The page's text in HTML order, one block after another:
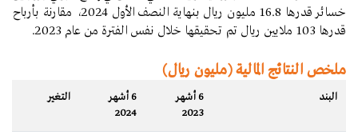
خسائر قدرها 16.8 مليون ريال بنهاية النصف الأول 2024، مقارنة بأرباح
قدرها 103 ملايين ريال تم تحقيقها خلال نفس الفترة من عام 2023.
ملخص النتائج المالية (مليون ريال)
البند
6 أشهر
2023
6 أشهر
2024
التغير‬